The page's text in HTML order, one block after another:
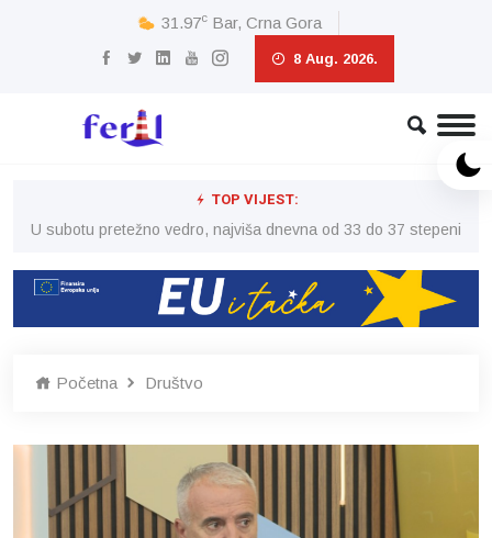
31.97c Bar, Crna Gora
8 Aug. 2026.
TOP VIJEST:
U subotu pretežno vedro, najviša dnevna od 33 do 37 stepeni
Početna Društvo